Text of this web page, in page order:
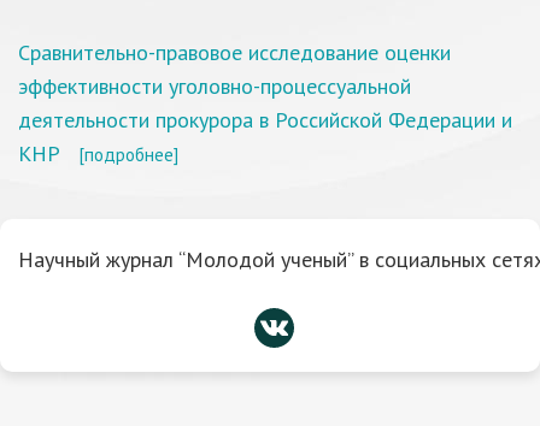
Сравнительно-правовое исследование оценки
эффективности уголовно-процессуальной
деятельности прокурора в Российской Федерации и
КНР
[подробнее]
Научный журнал “Молодой ученый” в социальных